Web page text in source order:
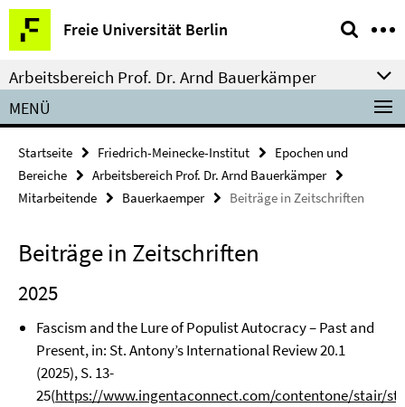
Springe
direkt
zu
Inhalt
Freie Universität Berlin
Service-
Navigation
Arbeitsbereich Prof. Dr. Arnd Bauerkämper
MENÜ
Startseite Friedrich-Meinecke-Institut
Epochen und
Bereiche
Arbeitsbereich Prof. Dr. Arnd Bauerkämper
Mitarbeitende
Bauerkaemper Beiträge in Zeitschriften
Beiträge in Zeitschriften
2025
Fascism and the Lure of Populist Autocracy – Past and
Present, in: St. Antony’s International Review 20.1
(2025), S. 13-
25(https://www.ingentaconnect.com/contentone/stair/